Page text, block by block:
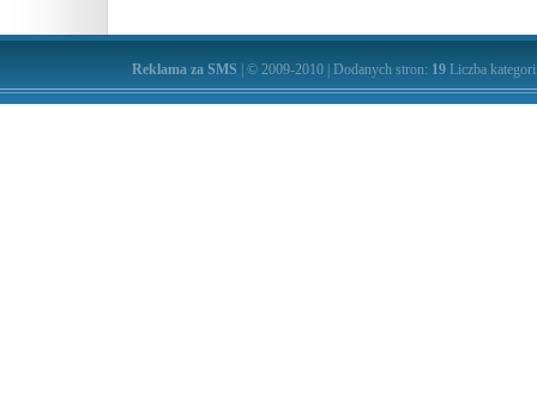
Reklama za SMS | © 2009-2010 | Dodanych stron: 19 Liczba